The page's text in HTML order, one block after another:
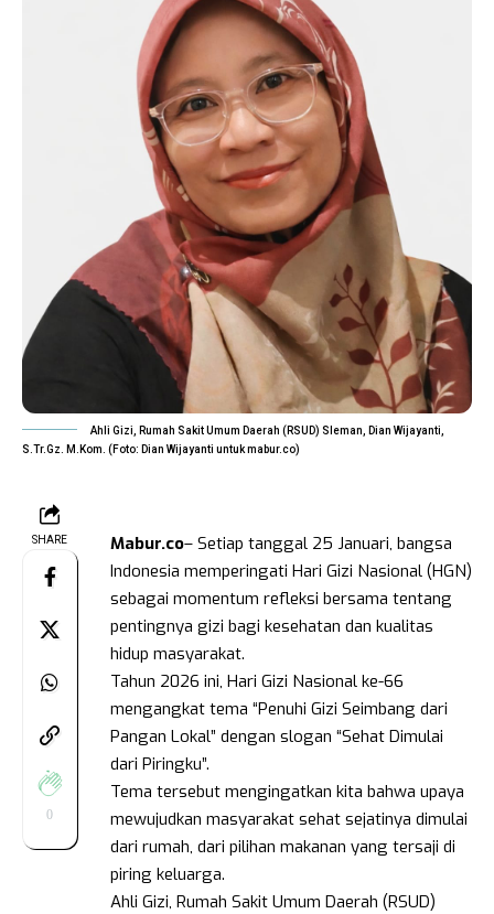
Ahli Gizi, Rumah Sakit Umum Daerah (RSUD) Sleman, Dian Wijayanti,
S.Tr.Gz. M.Kom. (Foto: Dian Wijayanti untuk mabur.co)
SHARE
0
Mabur.co– Setiap tanggal 25 Januari, bangsa
Indonesia memperingati Hari Gizi Nasional (HGN)
sebagai momentum refleksi bersama tentang
pentingnya gizi bagi kesehatan dan kualitas
hidup masyarakat.
Tahun 2026 ini, Hari Gizi Nasional ke-66
mengangkat tema “Penuhi Gizi Seimbang dari
Pangan Lokal” dengan slogan “Sehat Dimulai
dari Piringku”.
Tema tersebut mengingatkan kita bahwa upaya
mewujudkan masyarakat sehat sejatinya dimulai
dari rumah, dari pilihan makanan yang tersaji di
piring keluarga.
Ahli Gizi, Rumah Sakit Umum Daerah (RSUD)